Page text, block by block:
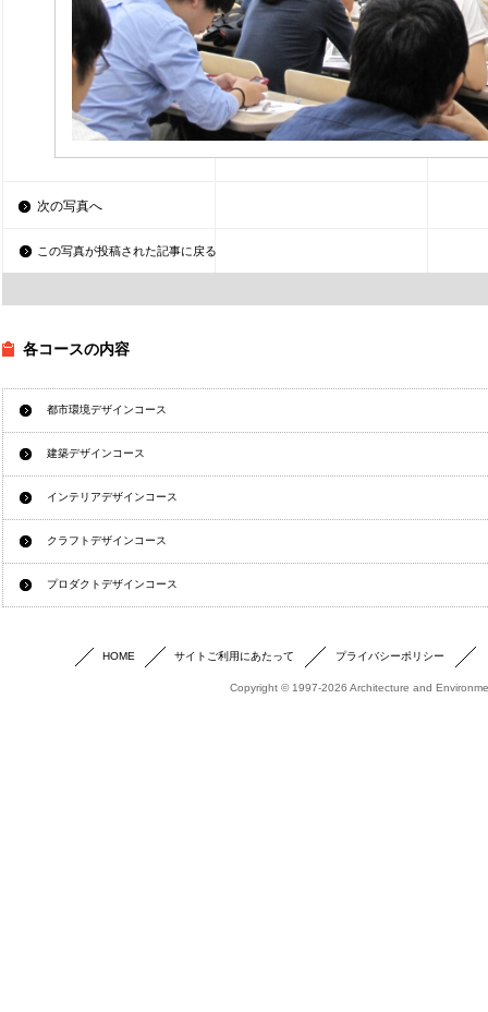
次の写真へ
この写真が投稿された記事に戻る
各コースの内容
都市環境デザインコース
建築デザインコース
インテリアデザインコース
クラフトデザインコース
プロダクトデザインコース
HOME サイトご利用にあたって プライバシーポリシー
Copyright © 1997-2026 Architecture and